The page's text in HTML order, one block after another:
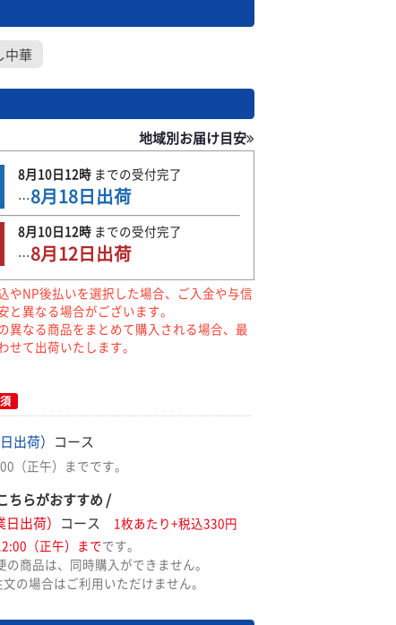
中華
地域別お届け目安
8月10日12時までの受付完了
…8月18日出荷
8月10日12時までの受付完了
…8月12日出荷
やNP後払いを選択した場合、ご入金や与信
と異なる場合がございます。
異なる商品をまとめて購入される場合、最
せて出荷いたします。
出荷） コース
（正午）までです。
ちらがおすすめ /
出荷） コース
1枚あたり+税込330円
（正午）までです。
商品は、同時購入ができません。
の場合はご利用いただけません。